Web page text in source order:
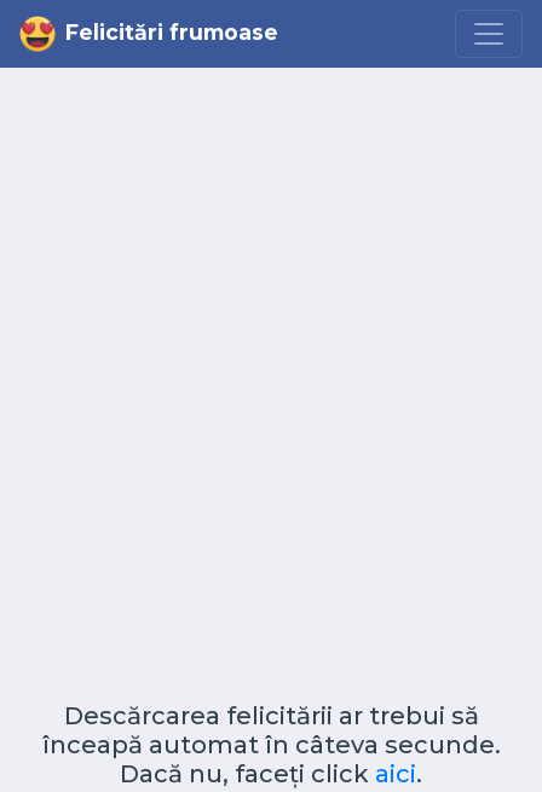
Felicitări frumoase
Descărcarea felicitării ar trebui să
înceapă automat în câteva secunde.
Dacă nu, faceți click aici.